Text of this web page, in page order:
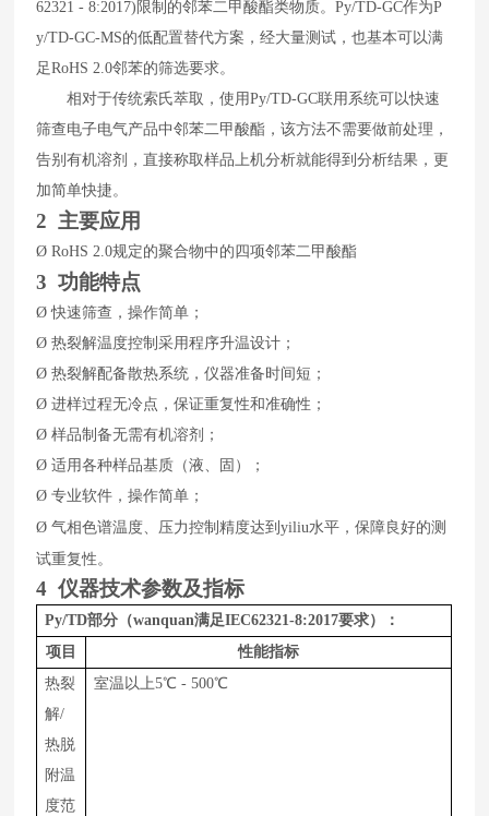
62321 - 8:2017) 限制的邻苯二甲酸酯类物质。Py/TD-GC作为P
y/TD-GC-MS的低配置替代方案，经大量测试，也基本可以满
足RoHS 2.0邻苯的筛选要求。
相对于传统索氏萃取，使用Py/TD-GC联用系统可以快速
筛查电子电气产品中邻苯二甲酸酯，该方法不需要做前处理，
告别有机溶剂，直接称取样品上机分析就能得到分析结果，更
加简单快捷。
2 主要应用
ØRoHS 2.0规定的聚合物中的 四项邻苯二甲酸酯
3功能特点
Ø快速筛查，操作简单；
Ø热裂解温度控制采用程序升温设计；
Ø热裂解配备散热系统，仪器准备时间短；
Ø进样过程无冷点，保证重复性和准确性；
Ø样品制备无需有机溶剂；
Ø适用各种样品基质（液、固）；
Ø专业软件，操作简单；
Ø气相色谱温度、压力控制精度达到yiliu水平，保障良好的测
试重复性。
4仪器技术参数及指标
Py/TD部分（wanquan满足IEC62321-8:2017要求）：
项目
性能指标
热裂
解/
热脱
附温
度范
室温以上5℃ - 500℃